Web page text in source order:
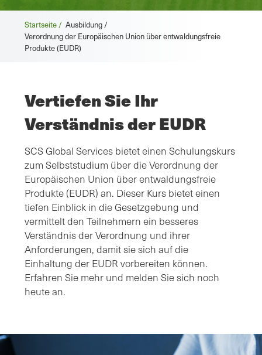
Startseite / Ausbildung /
Verordnung der Europäischen Union über entwaldungsfreie
Produkte (EUDR)
Vertiefen Sie Ihr
Verständnis der EUDR
SCS Global Services bietet einen Schulungskurs
zum Selbststudium über die Verordnung der
Europäischen Union über entwaldungsfreie
Produkte (EUDR) an. Dieser Kurs bietet einen
tiefen Einblick in die Gesetzgebung und
vermittelt den Teilnehmern ein besseres
Verständnis der Verordnung und ihrer
Anforderungen, damit sie sich auf die
Einhaltung der EUDR vorbereiten können.
Erfahren Sie mehr und melden Sie sich noch
heute an.